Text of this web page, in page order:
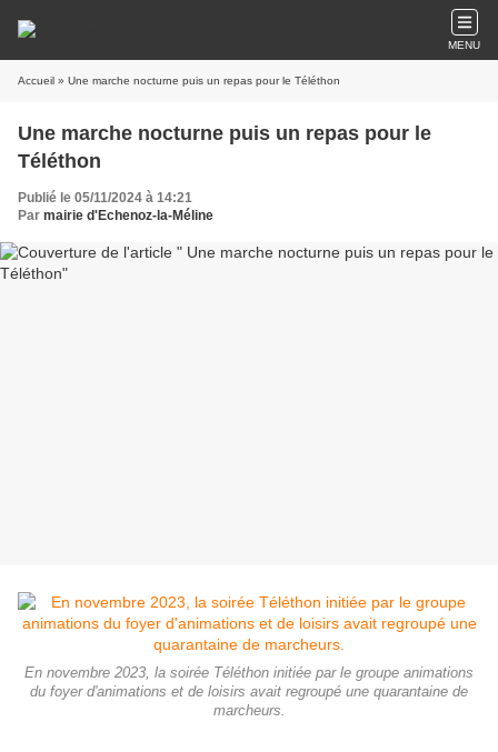
MENU
Accueil » Une marche nocturne puis un repas pour le Téléthon
Une marche nocturne puis un repas pour le
Téléthon
Publié le 05/11/2024 à 14:21
Par mairie d'Echenoz-la-Méline
En novembre 2023, la soirée Téléthon initiée par le groupe animations
du foyer d'animations et de loisirs avait regroupé une quarantaine de
marcheurs.